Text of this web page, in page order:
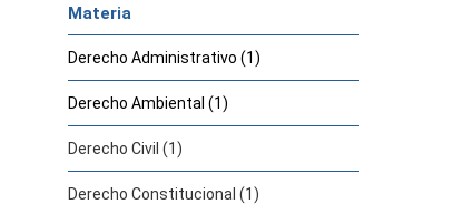
Materia
Derecho Administrativo (1)
Derecho Ambiental (1)
Derecho Civil (1)
Derecho Constitucional (1)